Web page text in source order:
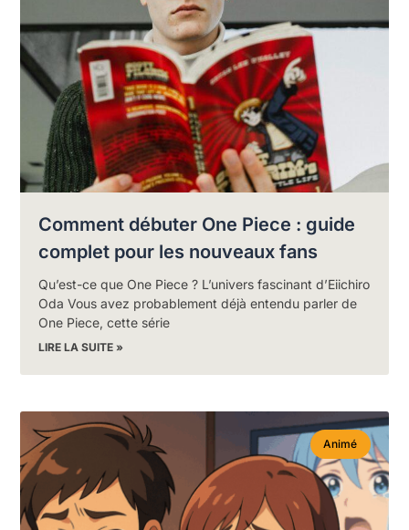
Comment débuter One Piece : guide
complet pour les nouveaux fans
Qu’est-ce que One Piece ? L’univers fascinant d’Eiichiro
Oda Vous avez probablement déjà entendu parler de
One Piece, cette série
LIRE LA SUITE »
Animé